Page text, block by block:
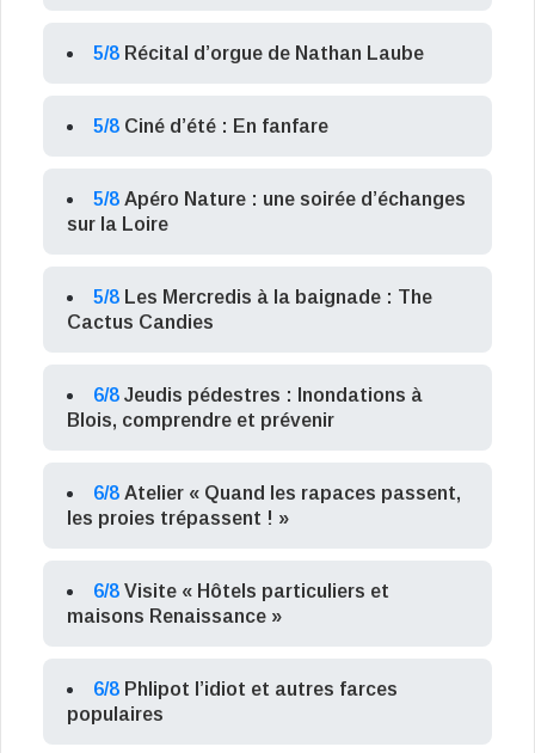
5/8 Récital d’orgue de Nathan Laube
5/8 Ciné d’été : En fanfare
5/8 Apéro Nature : une soirée d’échanges
sur la Loire
5/8 Les Mercredis à la baignade : The
Cactus Candies
6/8 Jeudis pédestres : Inondations à
Blois, comprendre et prévenir
6/8 Atelier « Quand les rapaces passent,
les proies trépassent ! »
6/8 Visite « Hôtels particuliers et
maisons Renaissance »
6/8 Phlipot l’idiot et autres farces
populaires